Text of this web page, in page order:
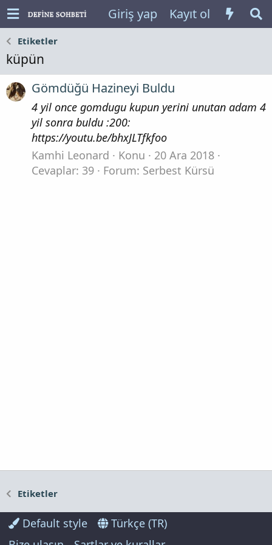
Giriş yap Kayıt ol
Etiketler
küpün
Gömdüğü Hazineyi Buldu
4 yil once gomdugu kupun yerini unutan adam 4
yil sonra buldu :200:
https://youtu.be/bhxJLTfkfoo
Kamhi Leonard
Konu
20 Ara 2018
Cevaplar: 39
Forum: Serbest Kürsü
Etiketler
Default style
Türkçe (TR)